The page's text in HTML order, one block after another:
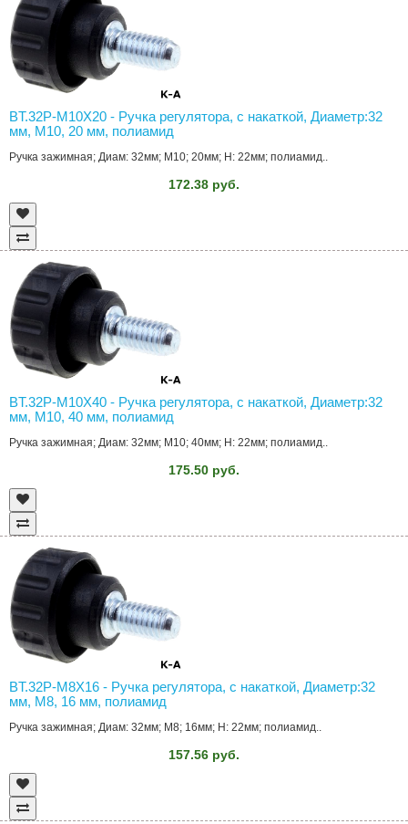
BT.32P-M10X20 - Ручка регулятора, с накаткой, Диаметр:32
мм, M10, 20 мм, полиамид
Ручка зажимная; Диам: 32мм; M10; 20мм; H: 22мм; полиамид..
172.38 руб.
BT.32P-M10X40 - Ручка регулятора, с накаткой, Диаметр:32
мм, M10, 40 мм, полиамид
Ручка зажимная; Диам: 32мм; M10; 40мм; H: 22мм; полиамид..
175.50 руб.
BT.32P-M8X16 - Ручка регулятора, с накаткой, Диаметр:32
мм, M8, 16 мм, полиамид
Ручка зажимная; Диам: 32мм; M8; 16мм; H: 22мм; полиамид..
157.56 руб.